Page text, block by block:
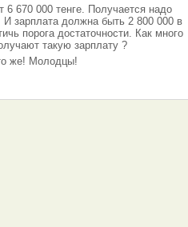
6 670 000 тенге. Получается надо
И зарплата должна быть 2 800 000 в
порога достаточности. Как много
такую зарплату ?
же! Молодцы!